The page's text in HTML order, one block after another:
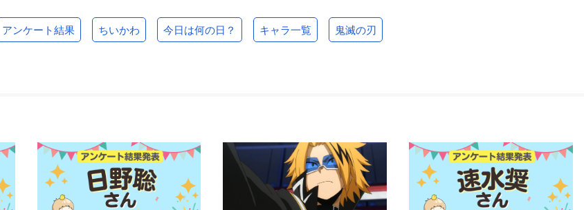
アンケート結果 ちいかわ 今日は何の日？ キャラ一覧 鬼滅の刃